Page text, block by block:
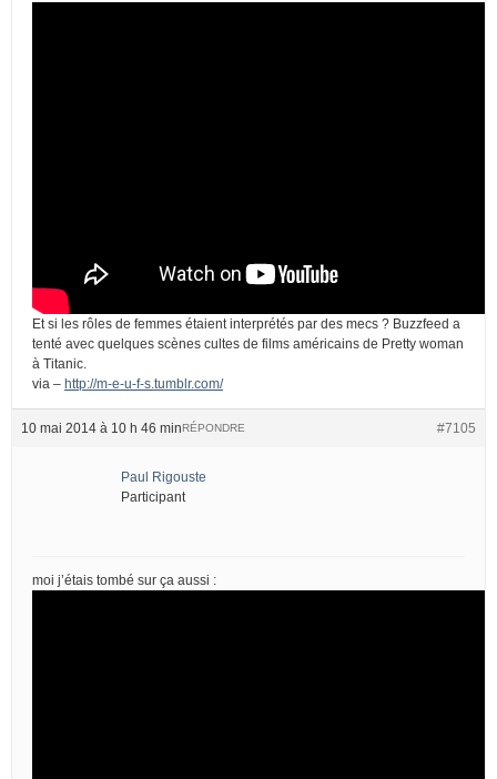
Et si les rôles de femmes étaient interprétés par des mecs ? Buzzfeed a
tenté avec quelques scènes cultes de films américains de Pretty woman
à Titanic.
via – http://m-e-u-f-s.tumblr.com/
10 mai 2014 à 10 h 46 min #7105
RÉPONDRE
Paul Rigouste
Participant
moi j’étais tombé sur ça aussi :